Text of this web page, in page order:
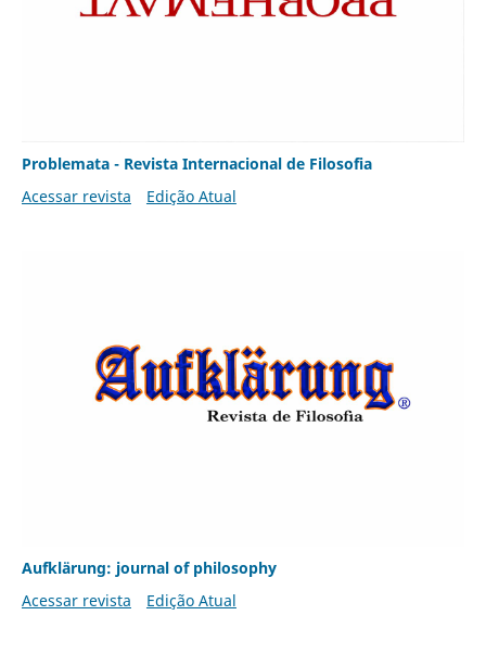
Problemata - Revista Internacional de Filosofia
Acessar revista
Edição Atual
Aufklärung: journal of philosophy
Acessar revista
Edição Atual